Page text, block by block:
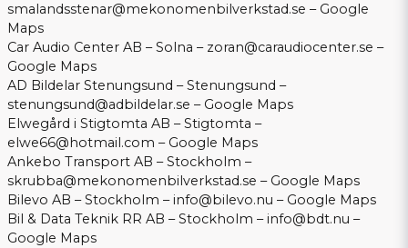
smalandsstenar@mekonomenbilverkstad.se – Google
Maps
Car Audio Center AB – Solna – zoran@caraudiocenter.se –
Google Maps
AD Bildelar Stenungsund – Stenungsund –
stenungsund@adbildelar.se – Google Maps
Elwegård i Stigtomta AB – Stigtomta –
elwe66@hotmail.com – Google Maps
Ankebo Transport AB – Stockholm –
skrubba@mekonomenbilverkstad.se – Google Maps
Bilevo AB – Stockholm –info@bilevo.nu – Google Maps
Bil & Data Teknik RR AB – Stockholm –info@bdt.nu –
Google Maps